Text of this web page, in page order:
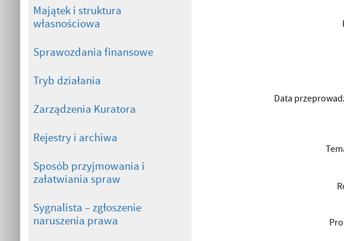
Majątek i struktura
własnościowa
Sprawozdania finansowe
Tryb działania
Zarządzenia Kuratora
Rejestry i archiwa
Sposób przyjmowania i
załatwiania spraw
Sygnalista – zgłoszenie
naruszenia prawa
Data